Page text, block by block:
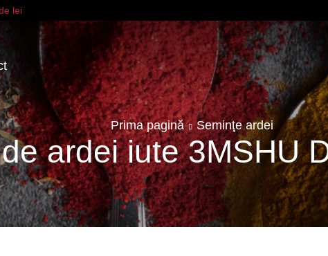
lei
Prima pagină Seminţe ardei
ardei iute 3MSHU